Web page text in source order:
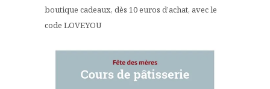
boutique cadeaux, dès 10 euros d’achat, avec le
code LOVEYOU